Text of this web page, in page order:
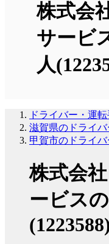
株式会
サービ
人
ドライバー・運転
滋賀県のドライバ
甲賀市のドライバ
株式会
ービス